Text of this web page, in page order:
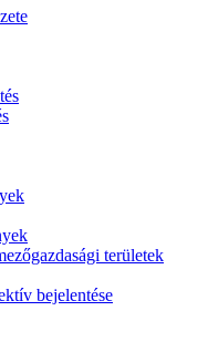
területek
bejelentése